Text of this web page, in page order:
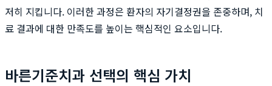
저히 지킵니다. 이러한 과정은 환자의 자기결정권을 존중하며, 치
료 결과에 대한 만족도를 높이는 핵심적인 요소입니다.
바른기준치과 선택의 핵심 가치